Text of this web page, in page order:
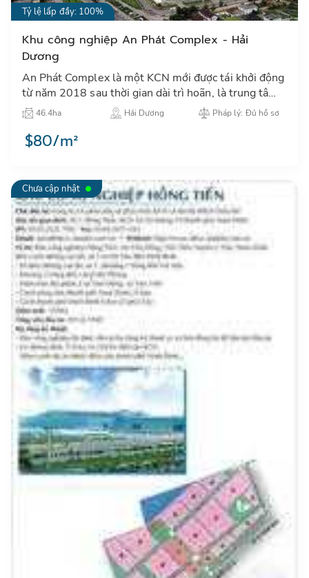
Tỷ lệ lấp đầy: 100%
Khu công nghiệp An Phát Complex - Hải
Dương
An Phát Complex là một KCN mới được tái khởi động
từ năm 2018 sau thời gian dài trì hoãn, là trung tâm
thu hút đầu tư công nghiệp tại khu vực thành phố Hải
Dươn…
46.4ha Hải Dương Pháp lý: Đủ hồ sơ
$80/m²
Chưa cập nhật